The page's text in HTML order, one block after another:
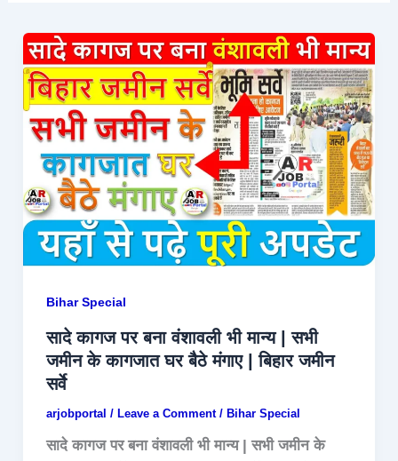
Bihar Special
सादे कागज पर बना वंशावली भी मान्य | सभी
जमीन के कागजात घर बैठे मंगाए | बिहार जमीन
सर्वे
arjobportal / Leave a Comment / Bihar Special
सादे कागज पर बना वंशावली भी मान्य | सभी जमीन के